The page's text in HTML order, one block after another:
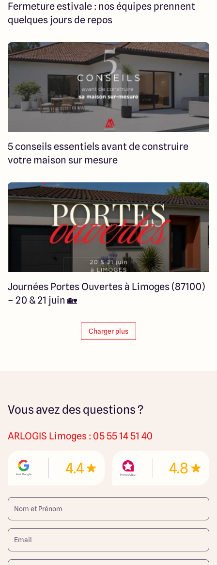
Fermeture estivale : nos équipes prennent
quelques jours de repos
5 conseils essentiels avant de construire
votre maison sur mesure
Journées Portes Ouvertes à Limoges (87100)
– 20 & 21 juin 🏡
Charger plus
Vous avez des questions ?
ARLOGIS Limoges : 05 55 14 51 40
4.4 4.8